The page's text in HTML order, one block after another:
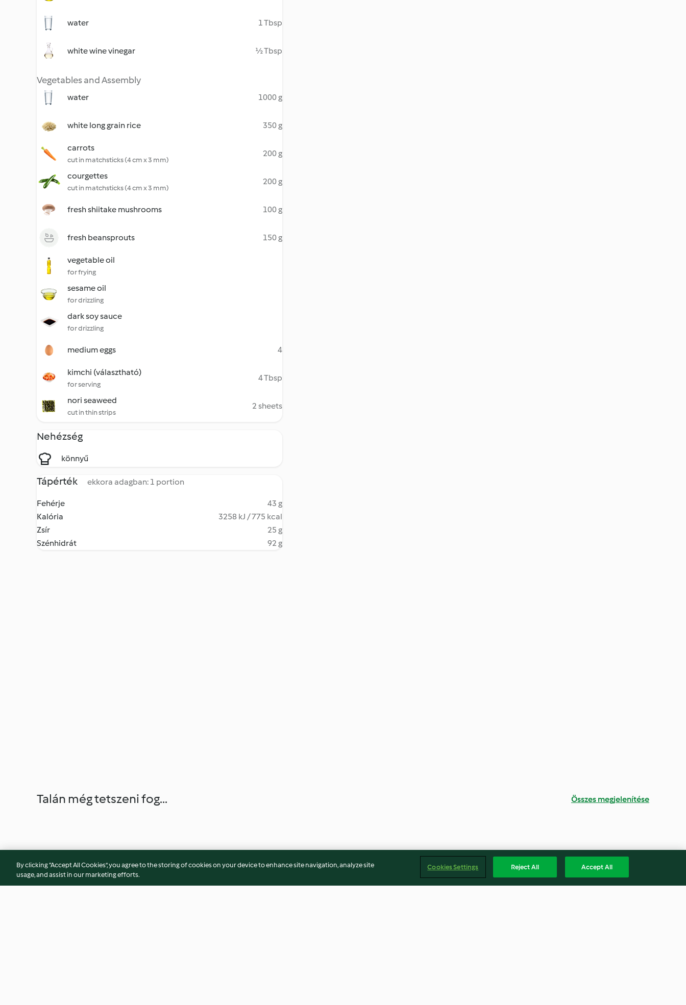
water 1 Tbsp
white wine vinegar ½ Tbsp
Vegetables and Assembly
water 1000 g
white long grain rice 350 g
carrots
cut in matchsticks (4 cm x 3 mm)
200 g
courgettes
cut in matchsticks (4 cm x 3 mm)
200 g
fresh shiitake mushrooms 100 g
fresh beansprouts 150 g
vegetable oil
for frying
sesame oil
for drizzling
dark soy sauce
for drizzling
medium eggs 4
kimchi (választható)
for serving
4 Tbsp
nori seaweed
cut in thin strips
2 sheets
Nehézség
könnyű
Tápérték ekkora adagban: 1 portion
Fehérje
43 g
Kalória
3258 kJ / 775 kcal
Zsír
25 g
Szénhidrát
92 g
Talán még tetszeni fog... Összes megjelenítése
By clicking “Accept All Cookies”, you agree to the storing of cookies on your device to enhance site navigation, analyze site
usage, and assist in our marketing efforts.
Cookies Settings Reject All Accept All